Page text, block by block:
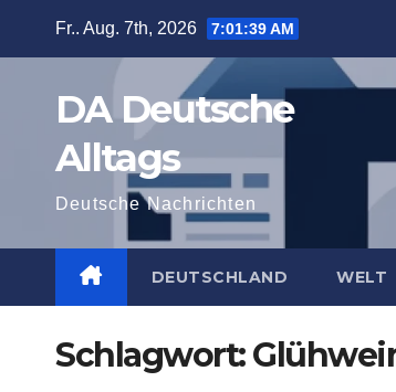
Fr.. Aug. 7th, 2026 7:01:39 AM
DA Deutsche
Alltags
Deutsche Nachrichten
DEUTSCHLAND WELT
Schlagwort: